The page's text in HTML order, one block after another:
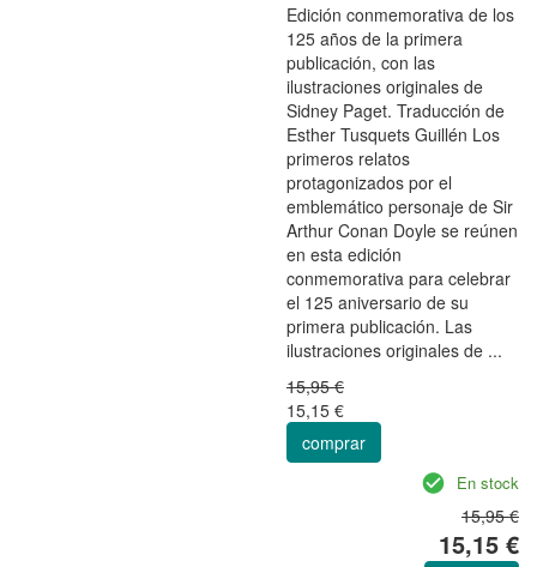
Edición conmemorativa de los
125 años de la primera
publicación, con las
ilustraciones originales de
Sidney Paget. Traducción de
Esther Tusquets Guillén Los
primeros relatos
protagonizados por el
emblemático personaje de Sir
Arthur Conan Doyle se reúnen
en esta edición
conmemorativa para celebrar
el 125 aniversario de su
primera publicación. Las
ilustraciones originales de ...
15,95 €
15,15 €
comprar
En stock
15,95 €
15,15 €